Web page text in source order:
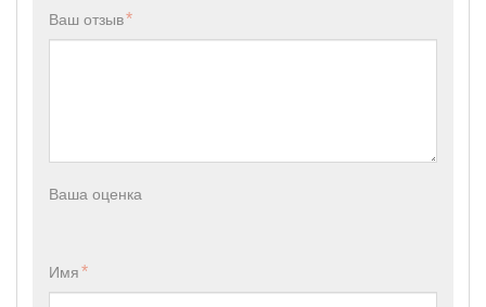
Ваш отзыв
Ваша оценка
Имя